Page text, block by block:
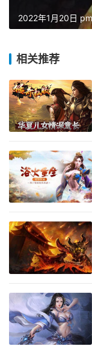
2022年1月20日
相关推荐